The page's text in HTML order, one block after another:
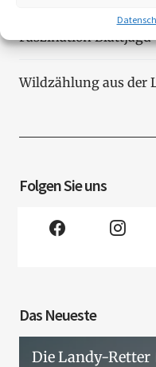
Faszination Blattjagd
Wildzählung aus der
Folgen Sie uns
Das Neueste
Die Landy-Retter